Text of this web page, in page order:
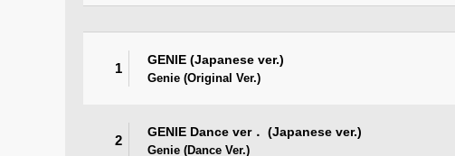
1
GENIE (Japanese ver.)
Genie (Original Ver.)
2
GENIE Dance ver． (Japanese ver.)
Genie (Dance Ver.)